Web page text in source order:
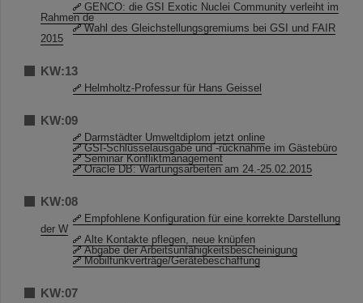
GENCO: die GSI Exotic Nuclei Community verleiht im
Rahmen de
Wahl des Gleichstellungsgremiums bei GSI und FAIR
2015
KW:13
Helmholtz-Professur für Hans Geissel
KW:09
Darmstädter Umweltdiplom jetzt online
GSI-Schlüsselausgabe und -rücknahme im Gästebüro
Seminar Konfliktmanagement
Oracle DB: Wartungsarbeiten am 24.-25.02.2015
KW:08
Empfohlene Konfiguration für eine korrekte Darstellung
der W
Alte Kontakte pflegen, neue knüpfen
Abgabe der Arbeitsunfähigkeitsbescheinigung
Mobilfunkverträge/Gerätebeschaffung
KW:07